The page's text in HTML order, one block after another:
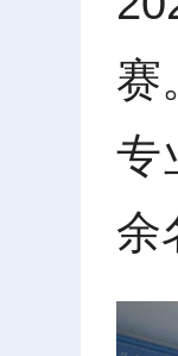
赛
专
余